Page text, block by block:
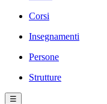
Corsi
Insegnamenti
Persone
Strutture
☰